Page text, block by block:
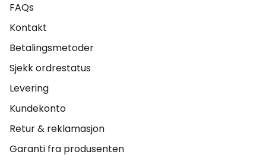
FAQs
Kontakt
Betalingsmetoder
Sjekk ordrestatus
Levering
Kundekonto
Retur & reklamasjon
Garanti fra produsenten